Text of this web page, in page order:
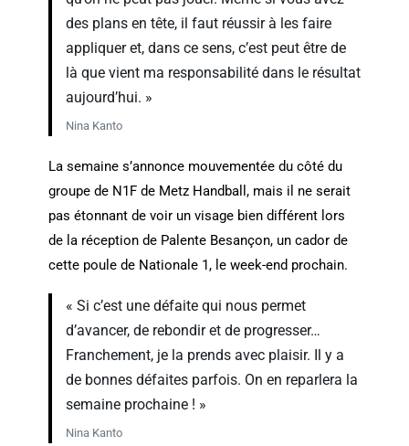
des plans en tête, il faut réussir à les faire
appliquer et, dans ce sens, c’est peut être de
là que vient ma responsabilité dans le résultat
aujourd’hui. »
Nina Kanto
La semaine s’annonce mouvementée du côté du
groupe de N1F de Metz Handball, mais il ne serait
pas étonnant de voir un visage bien différent lors
de la réception de Palente Besançon, un cador de
cette poule de Nationale 1, le week-end prochain.
« Si c’est une défaite qui nous permet
d’avancer, de rebondir et de progresser…
Franchement, je la prends avec plaisir. Il y a
de bonnes défaites parfois. On en reparlera la
semaine prochaine ! »
Nina Kanto